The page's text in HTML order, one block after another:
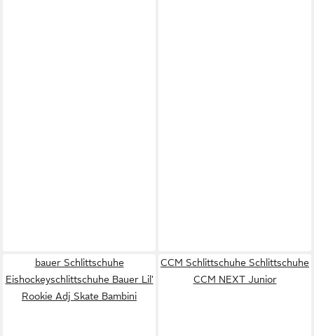
bauer Schlittschuhe
Eishockeyschlittschuhe Bauer Lil'
Rookie Adj Skate Bambini
CCM Schlittschuhe Schlittschuhe
CCM NEXT Junior